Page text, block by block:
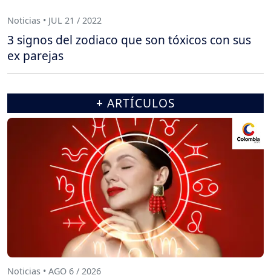
Noticias • JUL 21 / 2022
3 signos del zodiaco que son tóxicos con sus
ex parejas
+ ARTÍCULOS
Noticias • AGO 6 / 2026